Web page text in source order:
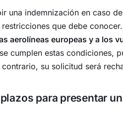
una indemnización en caso
que debe
aerolíneas europeas y a los
cumplen estas condiciones,
su solicitud será
para presentar